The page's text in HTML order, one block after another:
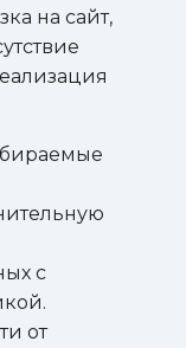
на сайт,
с
от